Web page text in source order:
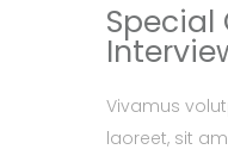
Special
Vivamus
laoreet, sit